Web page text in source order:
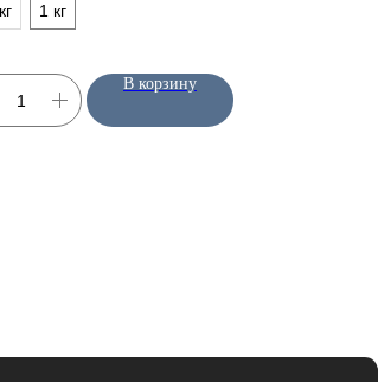
1 кг
В корзину